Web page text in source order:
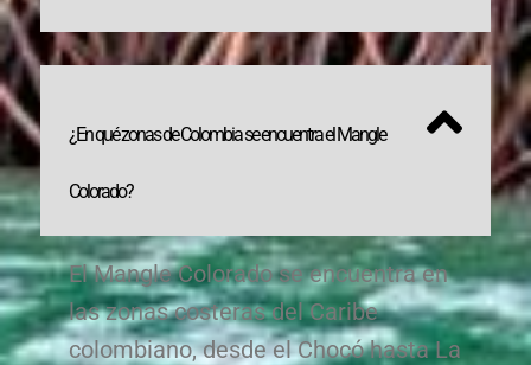
¿En qué zonas de Colombia se encuentra el Mangle
Colorado?
El Mangle Colorado se encuentra en
las zonas costeras del Caribe
colombiano, desde el Chocó hasta La